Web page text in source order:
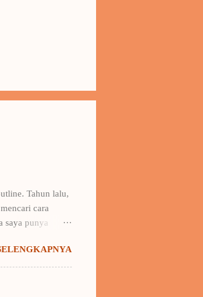
Tahun lalu,
cara
saya punya
+ contohnya.
itu -kala itu
& fun writing